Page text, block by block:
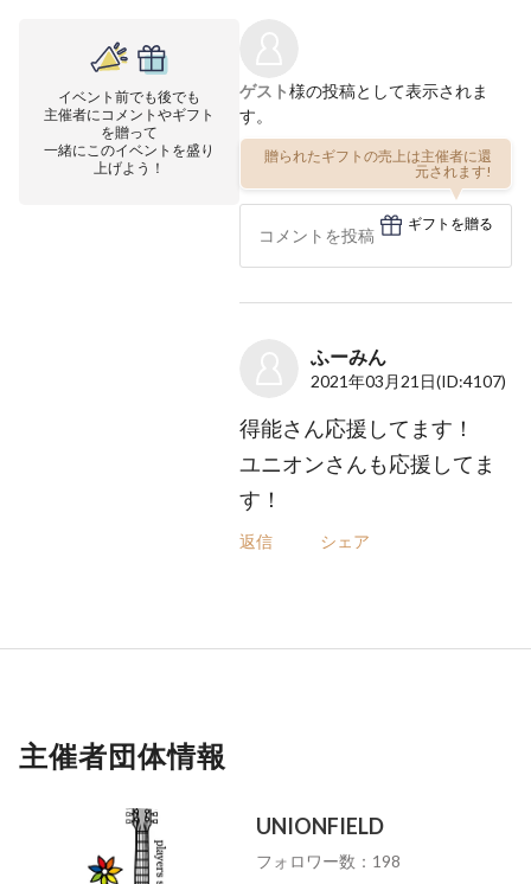
イベント前でも後でも
主催者にコメントやギフト
を贈って
一緒にこのイベントを盛り
上げよう！
ゲスト様の投稿として表示されま
す。
贈られたギフトの売上は主催者に還
元されます!
ギフトを贈る
ふーみん
2021年03月21日(ID:4107)
得能さん応援してます！
ユニオンさんも応援してま
す！
返信 シェア
主催者団体情報
UNIONFIELD
フォロワー数：198